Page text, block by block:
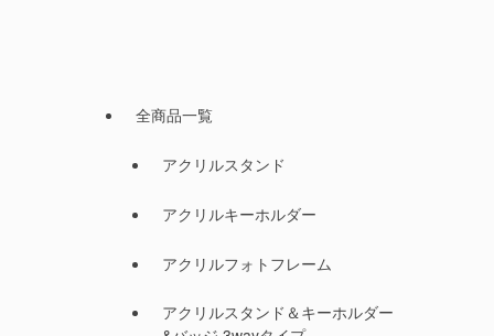
全商品一覧
アクリルスタンド
アクリルキーホルダー
アクリルフォトフレーム
アクリルスタンド＆キーホルダー